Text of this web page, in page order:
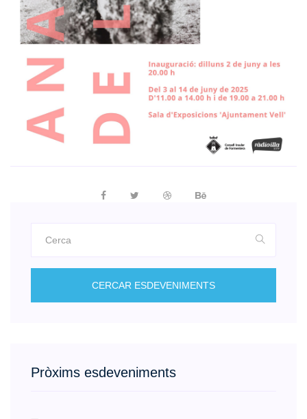
CERCAR ESDEVENIMENTS
Pròxims esdeveniments